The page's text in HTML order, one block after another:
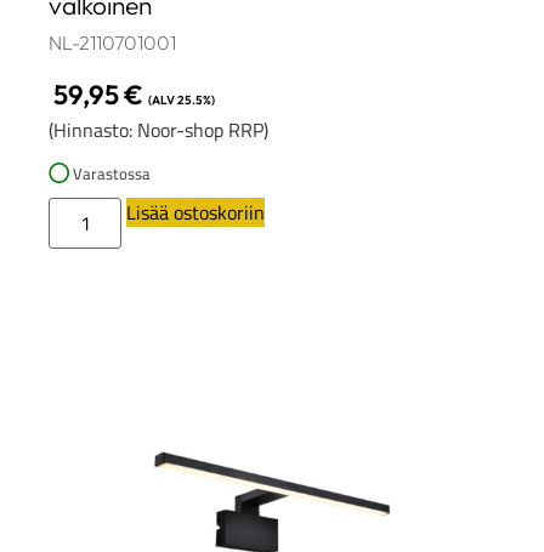
NL-2110701001
59,95€ (ALV 25.5%)
(Hinnasto: Noor-shop RRP)
Varastossa
Lisää ostoskoriin